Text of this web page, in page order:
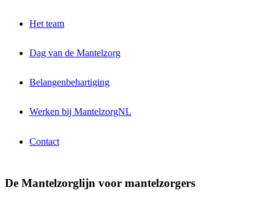
Het team
Dag van de Mantelzorg
Belangenbehartiging
Werken bij MantelzorgNL
Contact
De Mantelzorglijn voor mantelzorgers